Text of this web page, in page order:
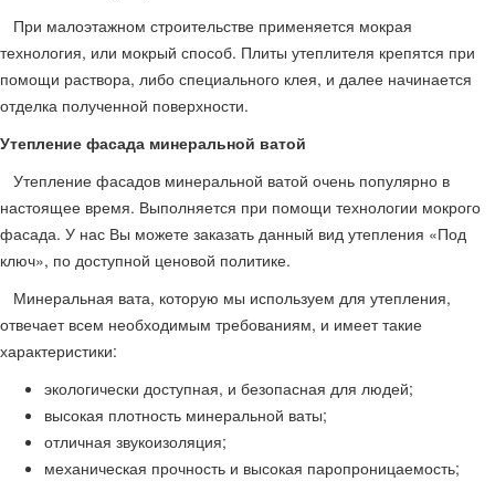
При малоэтажном строительстве применяется мокрая
технология, или мокрый способ. Плиты утеплителя крепятся при
помощи раствора, либо специального клея, и далее начинается
отделка полученной поверхности.
Утепление фасада минеральной ватой
Утепление фасадов минеральной ватой очень популярно в
настоящее время. Выполняется при помощи технологии мокрого
фасада. У нас Вы можете заказать данный вид утепления «Под
ключ», по доступной ценовой политике.
Минеральная вата, которую мы используем для утепления,
отвечает всем необходимым требованиям, и имеет такие
характеристики:
экологически доступная, и безопасная для людей;
высокая плотность минеральной ваты;
отличная звукоизоляция;
механическая прочность и высокая паропроницаемость;